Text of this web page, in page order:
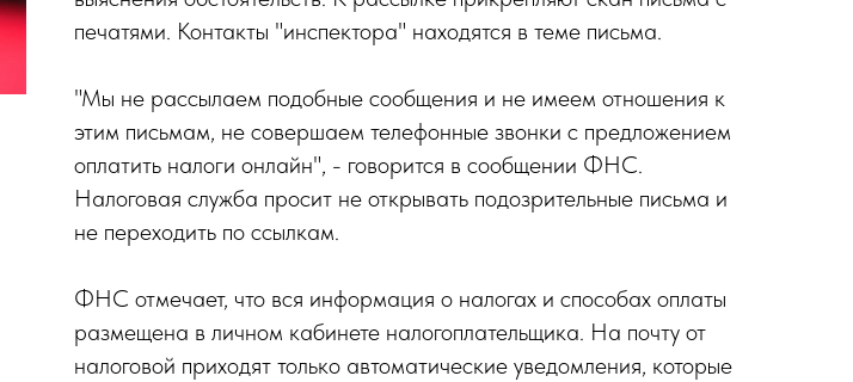
печатями. Контакты "инспектора" находятся в теме письма.
"Мы не рассылаем подобные сообщения и не имеем отношения к
этим письмам, не совершаем телефонные звонки с предложением
оплатить налоги онлайн", - говорится в сообщении ФНС.
Налоговая служба просит не открывать подозрительные письма и
не переходить по ссылкам.
ФНС отмечает, что вся информация о налогах и способах оплаты
размещена в личном кабинете налогоплательщика. На почту от
налоговой приходят только автоматические уведомления, которые